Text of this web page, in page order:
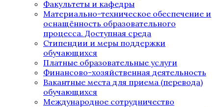
Факультеты и кафедры
Материально-техническое обеспечение и
оснащённость образовательного
процесса. Доступная среда
Стипендии и меры поддержки
обучающихся
Платные образовательные услуги
Финансово-хозяйственная деятельность
Вакантные места для приема (перевода)
обучающихся
Международное сотрудничество